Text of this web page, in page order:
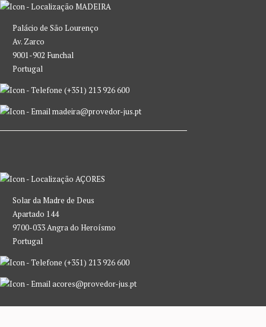
MADEIRA
Palácio de São Lourenço
Av. Zarco
9001-902 Funchal
Portugal
(+351) 213 926 600
madeira@provedor-jus.pt
AÇORES
Solar da Madre de Deus
Apartado 144
9700-033 Angra do Heroísmo
Portugal
(+351) 213 926 600
acores@provedor-jus.pt